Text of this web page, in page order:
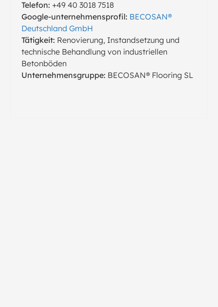
Telefon: +49 40 3018 7518
Google-unternehmensprofil: BECOSAN®
Deutschland GmbH
Tätigkeit: Renovierung, Instandsetzung und
technische Behandlung von industriellen
Betonböden
Unternehmensgruppe: BECOSAN® Flooring SL